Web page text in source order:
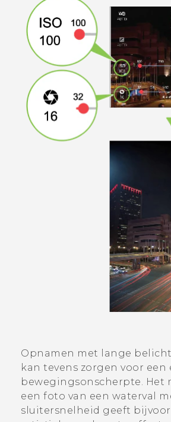
Opnamen met lange
kan tevens zorgen voor een
bewegingsonscherpte. Het
een foto van een waterval
sluitersnelheid geeft